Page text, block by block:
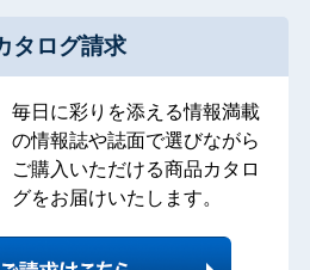
タログ請求
毎日に彩りを添える情報満載
の情報誌や誌面で選びながら
ご購入いただける商品カタロ
グをお届けいたします。